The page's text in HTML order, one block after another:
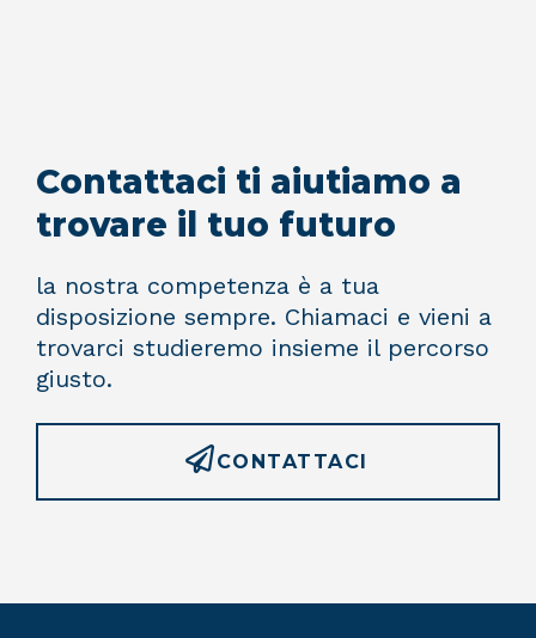
Contattaci ti aiutiamo a
trovare il tuo futuro
la nostra competenza è a tua
disposizione sempre. Chiamaci e vieni a
trovarci studieremo insieme il percorso
giusto.
CONTATTACI